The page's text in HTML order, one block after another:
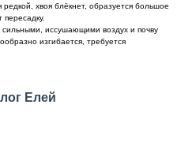
редкой, хвоя блёкнет, образуется большое
сильными, иссушающими воздух и почву
изгибается, требуется
Елей